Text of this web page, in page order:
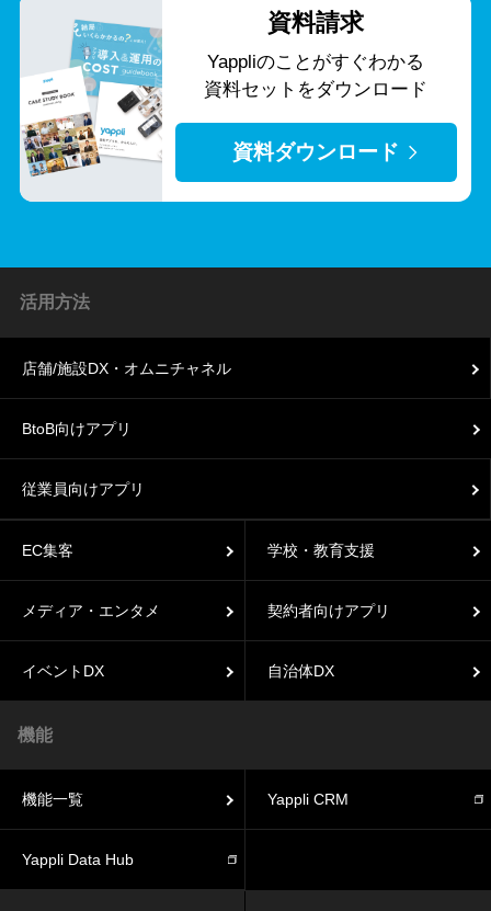
資料請求
Yappliのことがすぐわかる
資料セットをダウンロード
資料ダウンロード
活用方法
店舗/施設DX・オムニチャネル
BtoB向けアプリ
従業員向けアプリ
EC集客 学校・教育支援
メディア・エンタメ 契約者向けアプリ
イベントDX 自治体DX
機能
機能一覧 Yappli CRM
Yappli Data Hub